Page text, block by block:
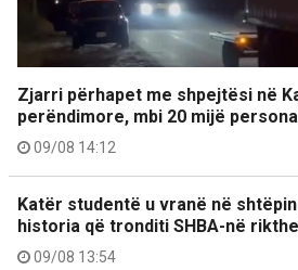
Zjarri përhapet me shpejtësi në
perëndimore, mbi 20 mijë
09/08 14:12
Katër studentë u vranë në
historia që tronditi SHBA-në
09/08 13:54